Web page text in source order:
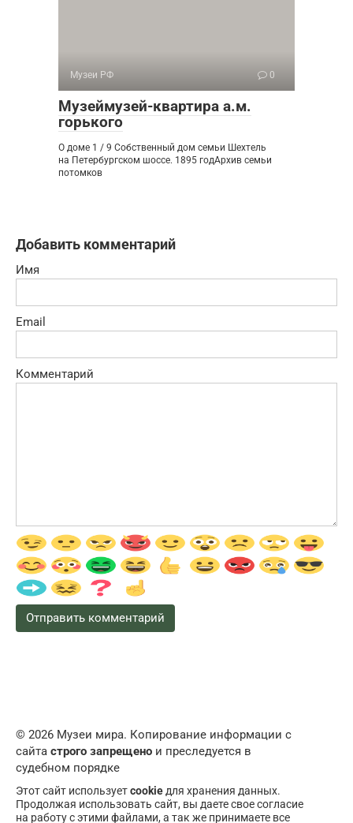
Музеи РФ 0
Музеймузей-квартира а.м.
горького
О доме 1 / 9 Собственный дом семьи Шехтель
на Петербургском шоссе. 1895 годАрхив семьи
потомков
Добавить комментарий
Имя
Email
Комментарий
© 2026 Музеи мира. Копирование информации с
сайта строго запрещено и преследуется в
судебном порядке
Этот сайт используетcookieдля хранения данных.
Продолжая использовать сайт, вы даете свое согласие
на работу с этими файлами, а так же принимаете все